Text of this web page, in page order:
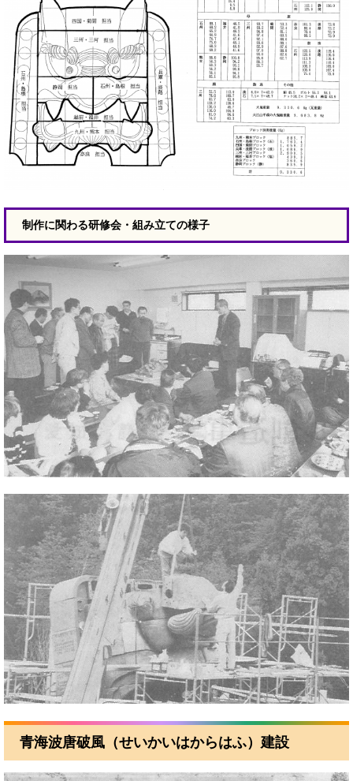
制作に関わる研修会・組み立ての様子
青海波唐破風（せいかいはからはふ）建設